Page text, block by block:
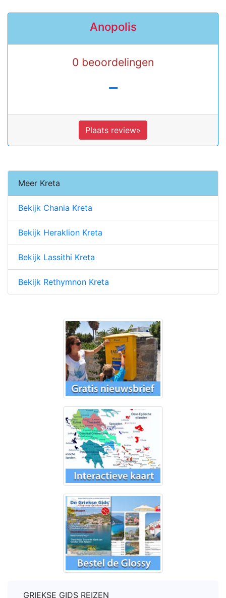
Anopolis
0 beoordelingen
-
Plaats review»
Meer Kreta
Bekijk Chania Kreta
Bekijk Heraklion Kreta
Bekijk Lassithi Kreta
Bekijk Rethymnon Kreta
GRIEKSE GIDS REIZEN